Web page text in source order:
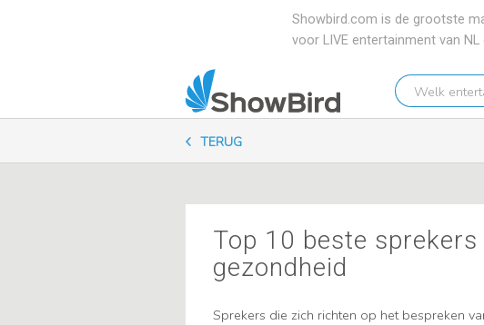
Showbird.com is de grootste
voor LIVE entertainment van NL
Welk
entertainment
TERUG
Top 10 beste
gezondheid
Sprekers die zich richten op het bespreken